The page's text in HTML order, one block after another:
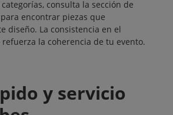
consulta la sección de
para encontrar piezas que
diseño. La consistencia en el
la coherencia de tu evento.
y servicio